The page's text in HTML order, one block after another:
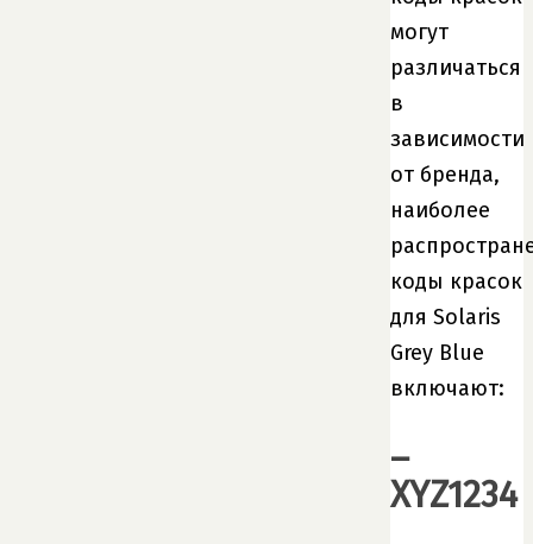
могут
различаться
в
зависимости
от бренда,
наиболее
коды красок
для Solaris
Grey Blue
включают:
–
XYZ1234